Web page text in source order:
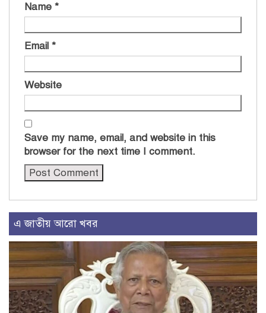
Name *
Email *
Website
Save my name, email, and website in this
browser for the next time I comment.
এ জাতীয় আরো খবর